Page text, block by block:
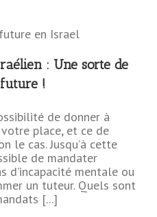
: Une sorte de
!
de donner à
place, et ce de
le cas. Jusqu’à cette
de mandater
d’incapacité mentale ou
un tuteur. Quels sont
[...]